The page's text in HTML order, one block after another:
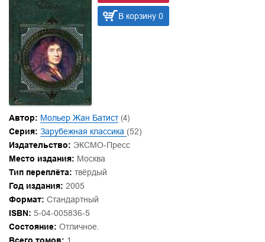
В корзину 0
Автор: Мольер Жан Батист (4)
Серия: Зарубежная классика (52)
Издательство: ЭКСМО-Пресс
Место издания: Москва
Тип переплёта: твёрдый
Год издания: 2005
Формат: Стандартный
ISBN: 5-04-005836-5
Состояние: Отличное.